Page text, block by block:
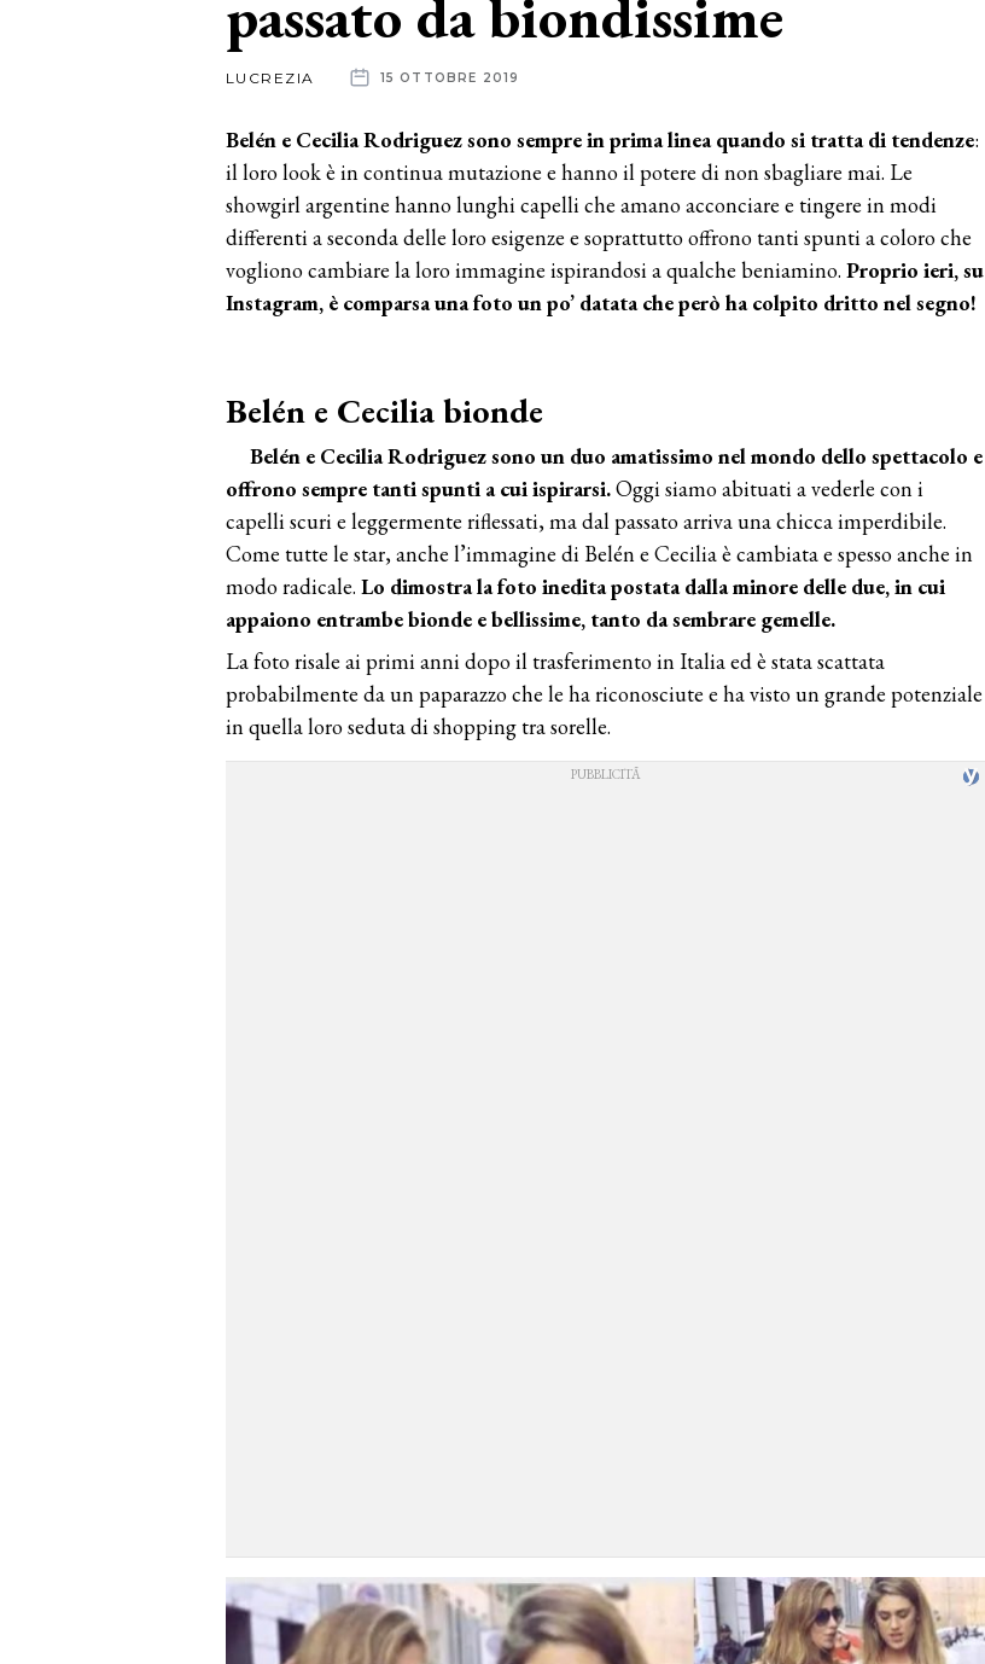
passato da biondissime
LUCREZIA 15 OTTOBRE 2019
Belén e Cecilia Rodriguez sono sempre in prima linea quando si tratta di tendenze:
il loro look è in continua mutazione e hanno il potere di non sbagliare mai. Le
showgirl argentine hanno lunghi capelli che amano acconciare e tingere in modi
differenti a seconda delle loro esigenze e soprattutto offrono tanti spunti a coloro che
vogliono cambiare la loro immagine ispirandosi a qualche beniamino. Proprio ieri, su
Instagram, è comparsa una foto un po’ datata che però ha colpito dritto nel segno!
Belén e Cecilia bionde
Belén e Cecilia Rodriguez sono un duo amatissimo nel mondo dello spettacolo e
offrono sempre tanti spunti a cui ispirarsi.Oggi siamo abituati a vederle con i
capelli scuri e leggermente riflessati, ma dal passato arriva una chicca imperdibile.
Come tutte le star, anche l’immagine di Belén e Cecilia è cambiata e spesso anche in
modo radicale. Lo dimostra la foto inedita postata dalla minore delle due, in cui
appaiono entrambe bionde e bellissime, tanto da sembrare gemelle.
La foto risale ai primi anni dopo il trasferimento in Italia ed è stata scattata
probabilmente da un paparazzo che le ha riconosciute e ha visto un grande potenziale
in quella loro seduta di shopping tra sorelle.